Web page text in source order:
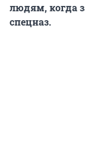
людям, когда
спецназ.